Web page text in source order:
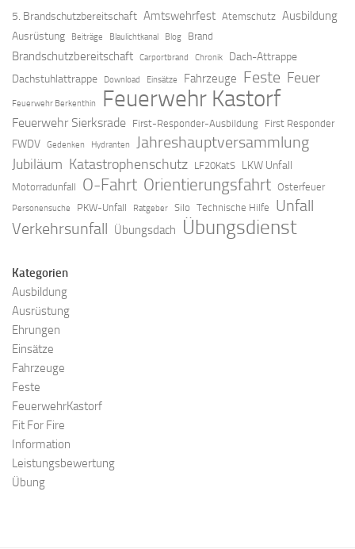
5. Brandschutzbereitschaft Amtswehrfest Atemschutz Ausbildung
Ausrüstung Beiträge Blaulichtkanal Blog Brand
Brandschutzbereitschaft Carportbrand Chronik
Dach-Attrappe
Dachstuhlattrappe
Download Einsätze Fahrzeuge Feste Feuer
Feuerwehr Berkenthin Feuerwehr Kastorf
Feuerwehr Sierksrade First-Responder-Ausbildung First Responder
FWDV Gedenken Hydranten Jahreshauptversammlung
Jubiläum Katastrophenschutz LF20KatS LKW Unfall
Motorradunfall O-Fahrt Orientierungsfahrt Osterfeuer
Personensuche PKW-Unfall Ratgeber Silo Technische Hilfe Unfall
Verkehrsunfall Übungsdach Übungsdienst
Kategorien
Ausbildung
Ausrüstung
Ehrungen
Einsätze
Fahrzeuge
Feste
FeuerwehrKastorf
Fit For Fire
Information
Leistungsbewertung
Übung